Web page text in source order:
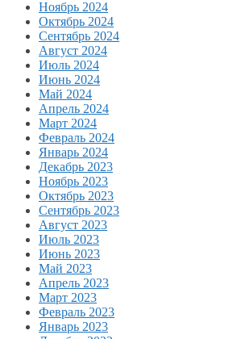
Ноябрь 2024
Октябрь 2024
Сентябрь 2024
Август 2024
Июль 2024
Июнь 2024
Май 2024
Апрель 2024
Март 2024
Февраль 2024
Январь 2024
Декабрь 2023
Ноябрь 2023
Октябрь 2023
Сентябрь 2023
Август 2023
Июль 2023
Июнь 2023
Май 2023
Апрель 2023
Март 2023
Февраль 2023
Январь 2023